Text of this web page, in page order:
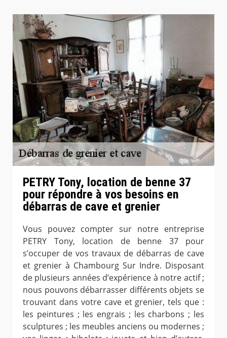
PETRY Tony, location de benne 37
pour répondre à vos besoins en
débarras de cave et grenier
Vous pouvez compter sur notre entreprise
PETRY Tony, location de benne 37 pour
s’occuper de vos travaux de débarras de cave
et grenier à Chambourg Sur Indre. Disposant
de plusieurs années d’expérience à notre actif ;
nous pouvons débarrasser différents objets se
trouvant dans votre cave et grenier, tels que :
les peintures ; les engrais ; les charbons ; les
sculptures ; les meubles anciens ou modernes ;